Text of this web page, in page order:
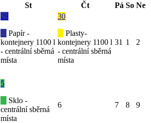
St Čt Pá So Ne
29
Papír -
kontejnery 1100 l
- centrální sběrná
místa
30
Plasty-
kontejnery 1100 l
- centrální sběrná
místa
31 1 2
5
Sklo -
centrální sběrná
místa
6 7 8 9